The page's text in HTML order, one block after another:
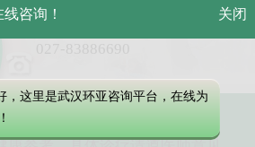
武汉市硚口区解放大道479号
武汉环亚中医白癜风医院
咨询！ 关闭
，这里是武汉环亚咨询平台，在线为